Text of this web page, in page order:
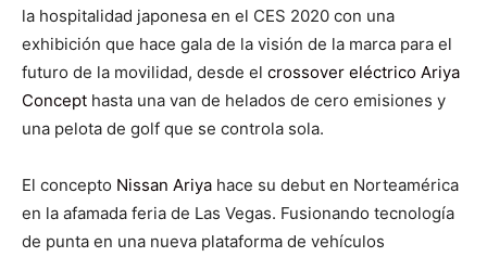
la hospitalidad japonesa en el CES 2020 con una
exhibición que hace gala de la visión de la marca para el
futuro de la movilidad, desde el crossover eléctrico Ariya
Concept hasta una van de helados de cero emisiones y
una pelota de golf que se controla sola.
El concepto Nissan Ariya hace su debut en Norteamérica
en la afamada feria de Las Vegas. Fusionando tecnología
de punta en una nueva plataforma de vehículos